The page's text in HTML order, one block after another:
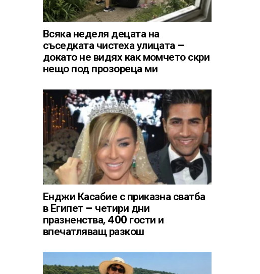
Всяка неделя децата на
съседката чистеха улицата –
докато не видях как момчето скри
нещо под прозореца ми
Енджи Касабие с приказна сватба
в Египет – четири дни
празненства, 400 гости и
впечатляващ разкош